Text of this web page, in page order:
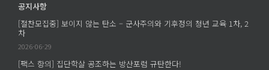
공지사항
[절찬모집중] 보이지 않는 탄소 – 군사주의와 기후정의 청년 교육 1차, 2
차
2026-06-29
[팩스 항의] 집단학살 공조하는 방산포럼 규탄한다!